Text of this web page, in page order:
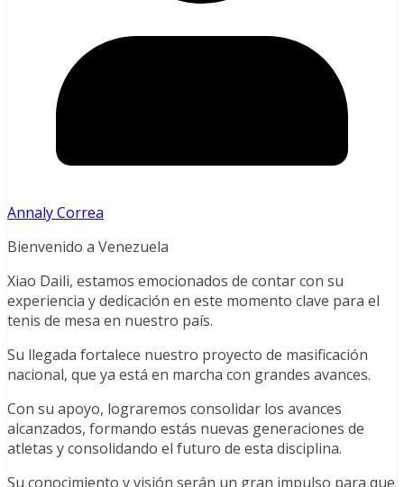
Annaly Correa
Bienvenido a Venezuela
Xiao Daili, estamos emocionados de contar con su
experiencia y dedicación en este momento clave para el
tenis de mesa en nuestro país.
Su llegada fortalece nuestro proyecto de masificación
nacional, que ya está en marcha con grandes avances.
Con su apoyo, lograremos consolidar los avances
alcanzados, formando estás nuevas generaciones de
atletas y consolidando el futuro de esta disciplina.
Su conocimiento y visión serán un gran impulso para que